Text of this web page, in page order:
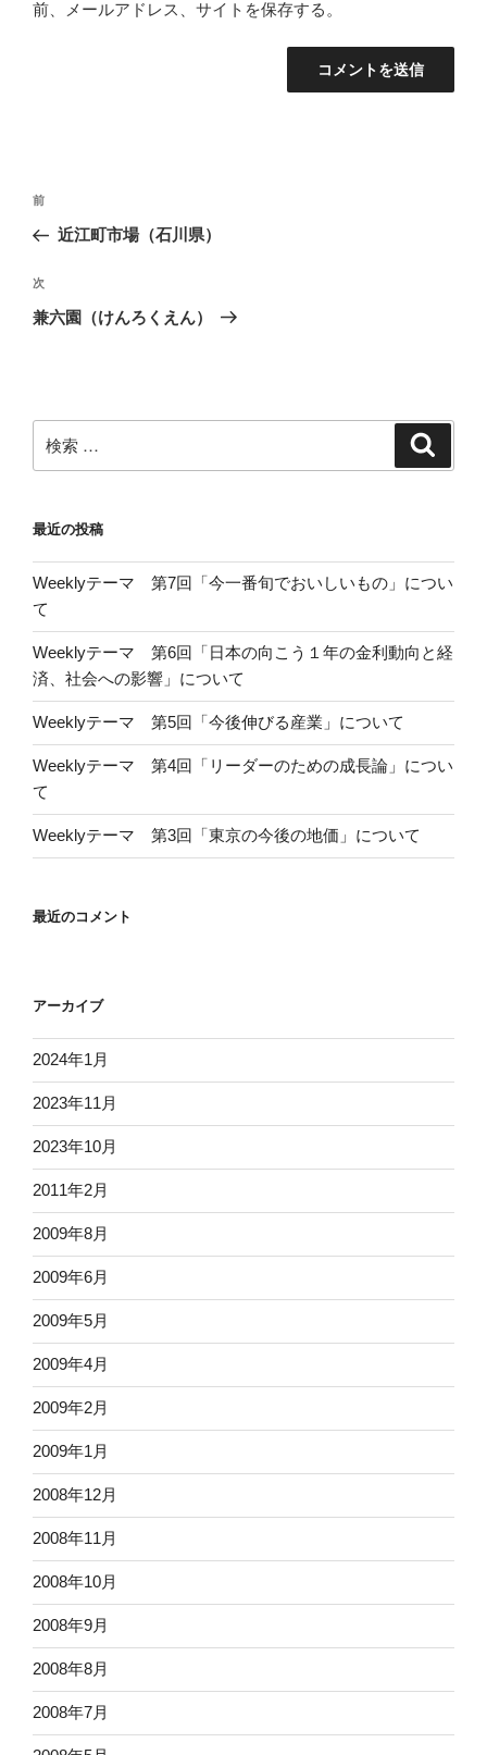
前、メールアドレス、サイトを保存する。
投
ナ
ビ
ゲ
ン
過
去
投
稿
前
近江町市場（石川県）
次
の
次
兼六園（けんろくえん）
索:
最近の投稿
Weeklyテーマ 第7回「今一番旬でおいしいもの」につい
て
Weeklyテーマ 第6回「日本の向こう１年の金利動向と経
済、社会への影響」について
Weeklyテーマ 第5回「今後伸びる産業」について
Weeklyテーマ 第4回「リーダーのための成長論」につい
て
Weeklyテーマ 第3回「東京の今後の地価」について
最近のコメント
アーカイブ
2024年1月
2023年11月
2023年10月
2011年2月
2009年8月
2009年6月
2009年5月
2009年4月
2009年2月
2009年1月
2008年12月
2008年11月
2008年10月
2008年9月
2008年8月
2008年7月